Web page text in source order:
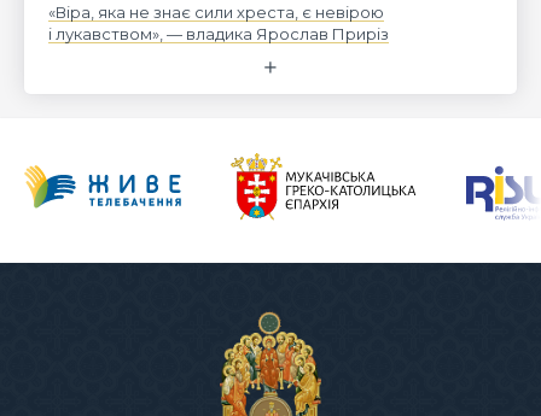
«Віра, яка не знає сили хреста, є невірою
і лукавством», — владика Ярослав Приріз